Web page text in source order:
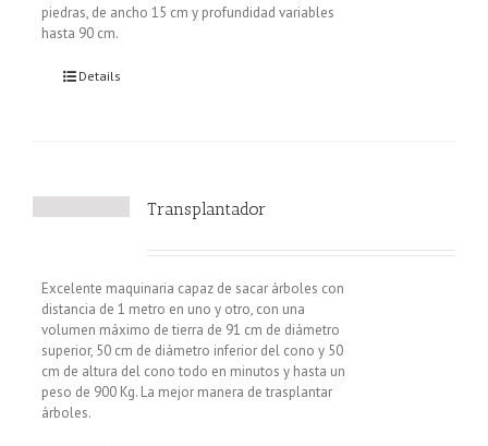
piedras, de ancho 15 cm y profundidad variables
hasta 90 cm.
Details
Transplantador
Excelente maquinaria capaz de sacar árboles con
distancia de 1 metro en uno y otro, con una
volumen máximo de tierra de 91 cm de diámetro
superior, 50 cm de diámetro inferior del cono y 50
cm de altura del cono todo en minutos y hasta un
peso de 900 Kg. La mejor manera de trasplantar
árboles.